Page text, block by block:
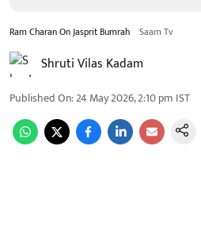
Ram Charan On Jasprit Bumrah Saam Tv
Shruti Vilas Kadam
Published On:24 May 2026, 2:10 pm IST